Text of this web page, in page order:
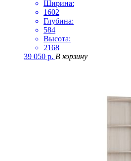
Ширина:
1602
Глубина:
584
Высота:
2168
39 050 р. В корзину